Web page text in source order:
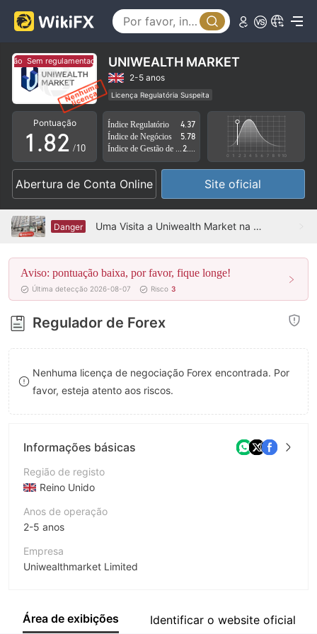
Sem regulamentação UNIWEALTH MARKET
2-5 anos
Licença Regulatória Suspeita
Região de negócios suspeita
Risco potencial alto
Pontuação
0
1
2
3
4
5
6
7
8
9
.
4
5
6
7
8
9
0
1
2
3
4
5
6
7
8
9
/10
Índice Regulatório
4.37
Índice de Negócios
5.78
Abertura de Conta Online Site oficial
Danger Uma Visita a Uniwealth Market na Turquia – Nenhum Escritório Encontrado
Aviso: pontuação baixa, por favor, fique longe!
Última detecção 2026-08-07 Risco 3
Regulador de Forex
Nenhuma licença de negociação Forex encontrada. Por
favor, esteja atento aos riscos.
Informações básicas
Região de registo
Reino Unido
Anos de operação
2-5 anos
Empresa
Uniwealthmarket Limited
Funcionário da empresa
Área de exibições Identificar o website oficial